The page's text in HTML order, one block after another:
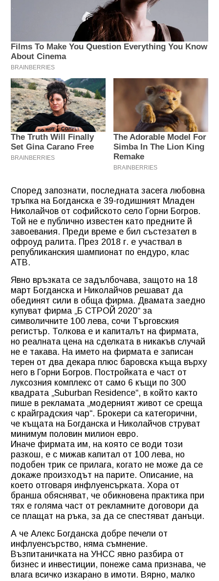
Според запознати, последната засега любовна
тръпка на Богданска е 39-годишният Младен
Николайчов от софийското село Горни Богров.
Той не е публично известен като предните й
завоевания. Преди време е бил състезател в
офроуд ралита. През 2018 г. е участвал в
републиканския шампионат по ендуро, клас
АТВ.
Явно връзката се задълбочава, защото на 18
март Богданска и Николайчов решават да
обединят сили в обща фирма. Двамата заедно
купуват фирма „Б СТРОЙ 2020“ за
символичните 100 лева, сочи Търговския
регистър. Толкова е и капиталът на фирмата,
но реалната цена на сделката в никакъв случай
не е такава. На името на фирмата е записан
терен от два декара плюс баровска къща върху
него в Горни Богров. Постройката е част от
луксозния комплекс от само 6 къщи по 300
квадрата „Suburban Residence“, в който както
пише в рекламата „модерният живот се среща
с крайградския чар“. Брокери са категорични,
че къщата на Богданска и Николайчов струват
минимум половин милион евро.
Иначе фирмата им, на която се води този
разкош, е с мижав капитал от 100 лева, но
подобен трик се прилага, когато не може да се
докаже произходът на парите. Описание, на
което отговаря инфлуенсърката. Хора от
бранша обясняват, че обикновена практика при
тях е голяма част от рекламните договори да
се плащат на ръка, за да се спестяват данъци.
А че Алекс Богданска добре печели от
инфлуенсърство, няма съмнение.
Възпитаничката на УНСС явно разбира от
бизнес и инвестиции, понеже сама признава, че
влага всичко изкарано в имоти. Вярно, малко